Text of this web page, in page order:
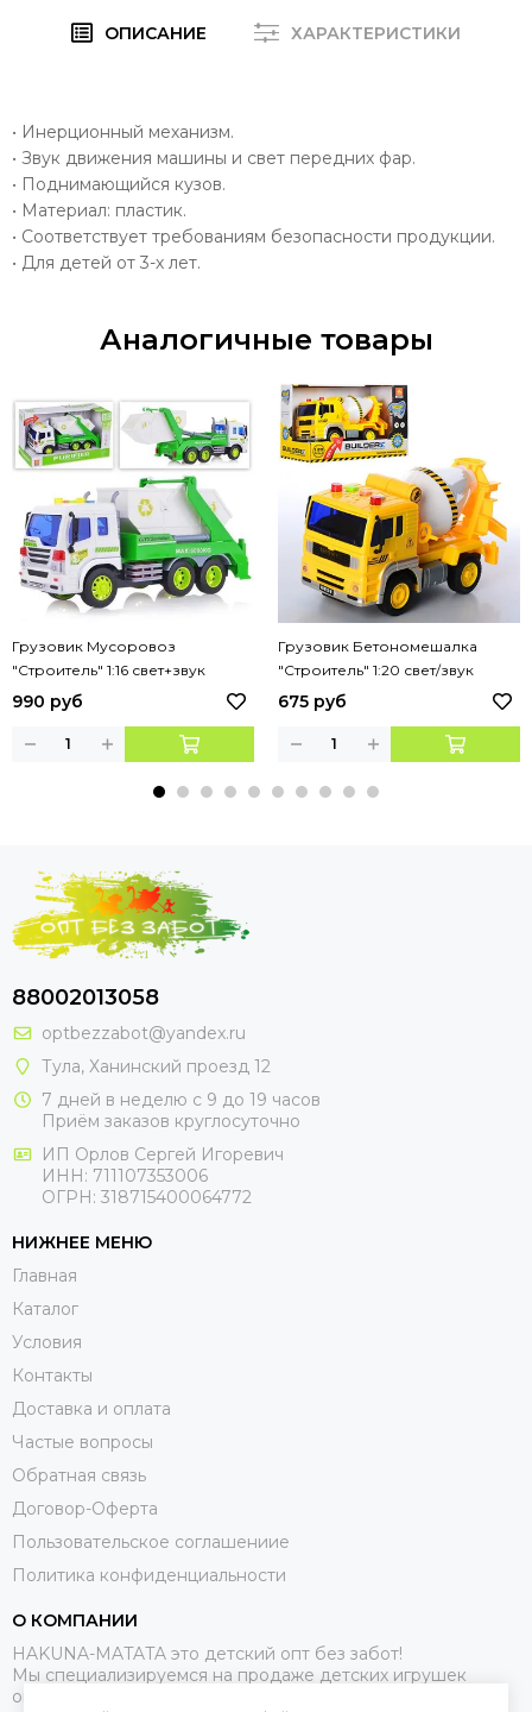
ОПИСАНИЕ ХАРАКТЕРИСТИКИ
• Инерционный механизм.
• Звук движения машины и свет передних фар.
• Поднимающийся кузов.
• Материал: пластик.
• Соответствует требованиям безопасности продукции.
• Для детей от 3-х лет.
Аналогичные товары
Грузовик Мусоровоз
"Строитель" 1:16 свет+звук
990 руб
Грузовик Бетономешалка
"Строитель" 1:20 свет/звук
675 руб
88002013058
optbezzabot@yandex.ru
Тула, Ханинский проезд 12
7 дней в неделю с 9 до 19 часов
Приём заказов круглосуточно
ИП Орлов Сергей Игоревич
ИНН: 711107353006
ОГРН: 318715400064772
НИЖНЕЕ МЕНЮ
Главная
Каталог
Условия
Контакты
Доставка и оплата
Частые вопросы
Обратная связь
Договор-Оферта
Пользовательское соглашениие
Политика конфиденциальности
О КОМПАНИИ
HAKUNA-MATATA это детский опт без забот!
Мы специализируемся на продаже детских игрушек
оптом.